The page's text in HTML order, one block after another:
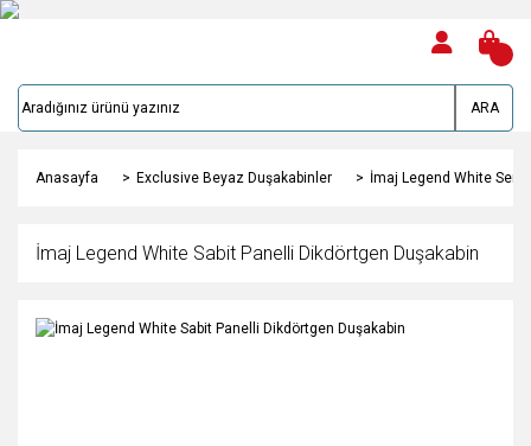
ARA
Anasayfa Exclusive Beyaz Duşakabinler İmaj Legend White
İmaj Legend White Sabit Panelli Dikdörtgen Duşakabin